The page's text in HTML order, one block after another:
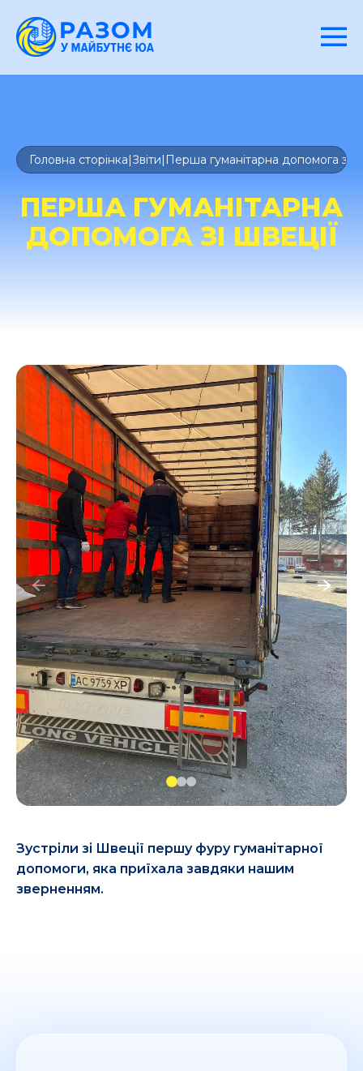
Головна сторінка|Звіти| Перша гуманітарна допомога зі
ПЕРША ГУМАНІТАРНА
ДОПОМОГА ЗІ ШВЕЦІЇ
Зустріли зі Швеції першу фуру гуманітарної
допомоги, яка приїхала завдяки нашим
зверненням.